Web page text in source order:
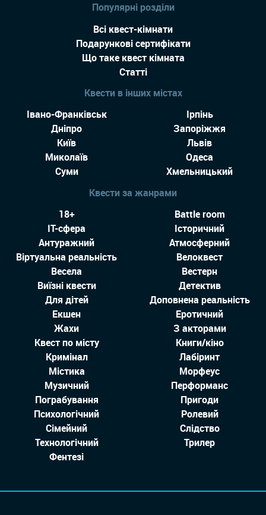
Популярні розділи
Всі квест-кімнати
Подарункові сертифікати
Що таке квест кімната
Статті
Квести в інших містах
Івано-Франківськ
Ірпінь
Дніпро
Запоріжжя
Київ
Львів
Миколаїв
Одеса
Суми
Хмельницький
Квести за жанрами
18+
Battle room
IT-сфера
Історичний
Антуражний
Атмосферний
Віртуальна реальність
Велоквест
Весела
Вестерн
Виїзні квести
Детектив
Для дітей
Доповнена реальність
Екшен
Еротичний
Жахи
З акторами
Квест по місту
Книги/кіно
Кримінал
Лабіринт
Містика
Морфеус
Музичний
Перформанс
Пограбування
Пригоди
Психологічний
Ролевий
Сімейний
Слідство
Технологiчний
Трилер
Фентезі